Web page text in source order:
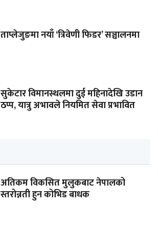
ताप्लेजुङमा नयाँ ‘त्रिवेणी फिडर’ सञ्चालनमा
सुकेटार विमानस्थलमा दुई महिनादेखि उडान
ठप्प, यात्रु अभावले नियमित सेवा प्रभावित
अतिकम विकसित मुलुकबाट नेपालको
स्तरोन्नती हुन कोभिड बाधक